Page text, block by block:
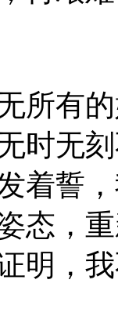
有的
时无
着誓
态，
明，